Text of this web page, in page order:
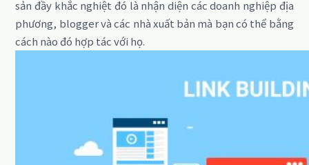
sản đầy khắc nghiệt đó là nhận diện các doanh nghiệp địa
phương, blogger và các nhà xuất bản mà bạn có thể bằng
cách nào đó hợp tác với họ.